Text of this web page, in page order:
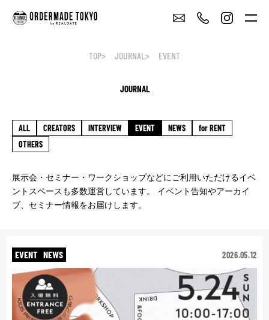
TOP JOURNAL EVENT
JOURNAL
ALL CREATORS INTERVIEW EVENT NEWS
for RENT
OTHERS
展示会・セミナー・ワークショップなどにご利用いただけるイベ
ントスペースも多数運営しています。 イベント告知やアーカイ
ブ、セミナー情報をお届けします。
EVENT NEWS 2026.05.12